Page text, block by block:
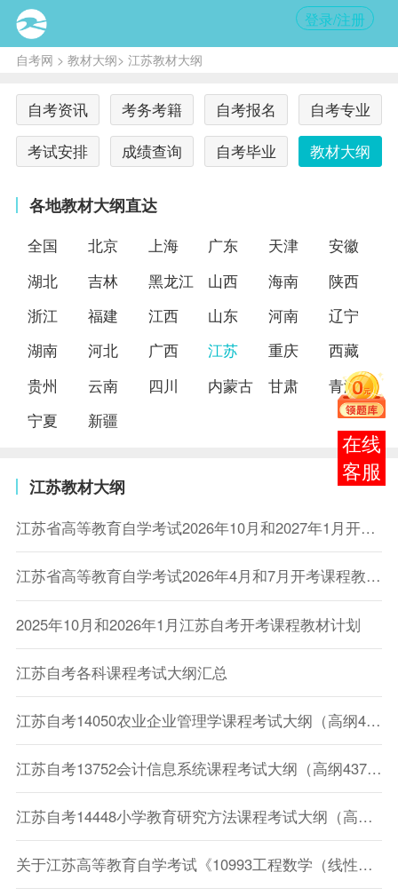
登录/注册
自考网 > 教材大纲> 江苏教材大纲
自考资讯 考务考籍 自考报名
自考专业
考试安排
成绩查询 自考毕业 教材大纲
各地教材大纲直达
全国 北京 上海 广东 天津
安徽
湖北
吉林 黑龙江 山西 海南
陕西
浙江
福建 江西 山东 河南
辽宁
湖南
河北 广西 江苏 重庆
西藏
贵州
云南 四川 内蒙古 甘肃
青海
宁夏
新疆
江苏教材大纲
江苏省高等教育自学考试2026年10月和2027年1月开考课程教材计划
江苏省高等教育自学考试2026年4月和7月开考课程教材计划
2025年10月和2026年1月江苏自考开考课程教材计划
江苏自考各科课程考试大纲汇总
江苏自考14050农业企业管理学课程考试大纲（高纲4052）
江苏自考13752会计信息系统课程考试大纲（高纲4374）
江苏自考14448小学教育研究方法课程考试大纲（高纲4107）
关于江苏高等教育自学考试《10993工程数学（线性代数、概率论与数理统计）》 《13144犯罪学》课程考试大纲调整的说明
报考
咨询